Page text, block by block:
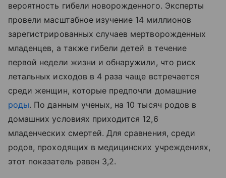
вероятность гибели новорожденного. Эксперты
провели масштабное изучение 14 миллионов
зарегистрированных случаев мертворожденных
младенцев, а также гибели детей в течение
первой недели жизни и обнаружили, что риск
летальных исходов в 4 раза чаще встречается
среди женщин, которые предпочли домашние
роды. По данным ученых, на 10 тысяч родов в
домашних условиях приходится 12,6
младенческих смертей. Для сравнения, среди
родов, проходящих в медицинских учреждениях,
этот показатель равен 3,2.